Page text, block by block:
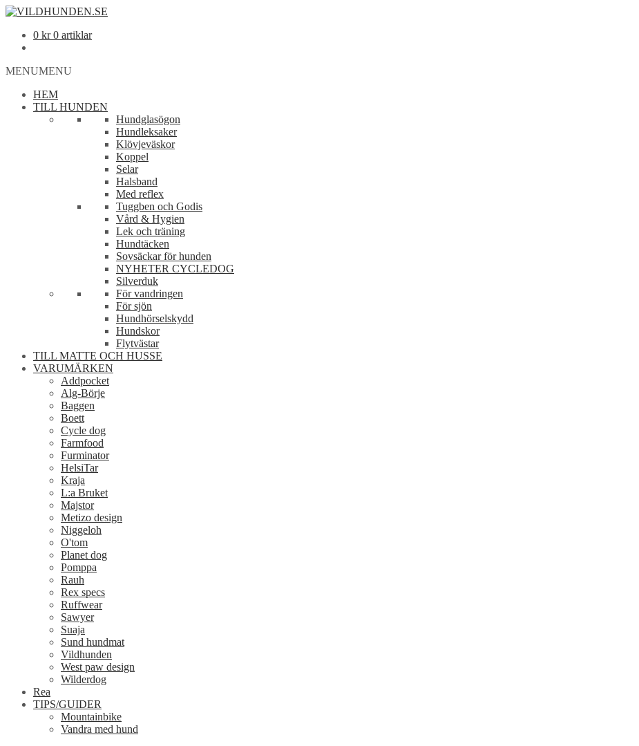
0 kr 0 artiklar
MENUMENU
HEM
TILL HUNDEN
Hundglasögon
Hundleksaker
Klövjeväskor
Koppel
Selar
Halsband
Med reflex
Tuggben och Godis
Vård & Hygien
Lek och träning
Hundtäcken
Sovsäckar för hunden
NYHETER CYCLEDOG
Silverduk
För vandringen
För sjön
Hundhörselskydd
Hundskor
Flytvästar
TILL MATTE OCH HUSSE
VARUMÄRKEN
Addpocket
Alg-Börje
Baggen
Boett
Cycle dog
Farmfood
Furminator
HelsiTar
Kraja
L:a Bruket
Majstor
Metizo design
Niggeloh
O'tom
Planet dog
Pomppa
Rauh
Rex specs
Ruffwear
Sawyer
Suaja
Sund hundmat
Vildhunden
West paw design
Wilderdog
Rea
TIPS/GUIDER
Mountainbike
Vandra med hund